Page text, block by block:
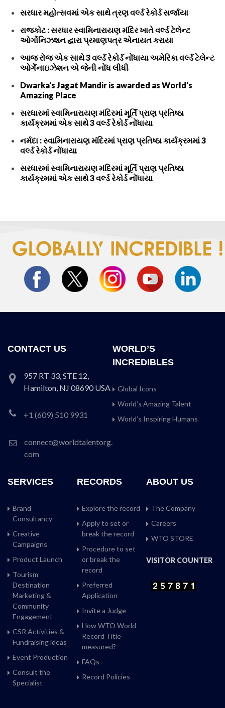
સરધાર મહોત્સવમાં એક સાથે ત્રણ વર્લ્ડ રેકોર્ડ સર્જાયા
રાજકોટ : સરધાર સ્વામિનારાયણ મંદિર ખાતે વર્લ્ડ ટેલેન્ટ
ઓર્ગોનિઝશન દ્વારા પ્રમાણપત્ર એનાયત કરાયા
આજ રોજ એક સાથે 3 વર્લ્ડ રેકોર્ડ નોંધાયા અમેરિકા વર્લ્ડ ટેલેન્ટ
ઓર્ગેનાઇઝેશન એ જેની નોંધ લીધી
Dwarka's Jagat Mandir is awarded as World's
Amazing Place
સરધારમાં સ્વામિનારાયણ મંદિરમાં મૂર્તિ પ્રાણ પ્રતિષ્ઠા
કાર્યક્રમમાં એક સાથે 3 વર્લ્ડ રેકોર્ડ નોંધાયા
નર્મદા : સ્વામિનારાયણ મંદિરમાં પ્રાણ પ્રતિષ્ઠા કાર્યક્રમમાં 3
વર્લ્ડ રેકોર્ડ નોંધાયા
સરધારમાં સ્વામિનારાયણ મંદિરમાં મૂર્તિ પ્રાણ પ્રતિષ્ઠા
કાર્યક્રમમાં એક સાથે 3 વર્લ્ડ રેકોર્ડ નોંધાયા
CONTACT US
957 RT 33, STE 12,
Hamilton, NJ 08690 USA
+1 (609) 510 9931
connect@worldtalentorg.
com
WORLD’S
INCREDIBLES
Global Icons
World’s Amazing Talent
World’s Inspiring Humans
SERVICES
Brand
Consultancy
Creative
Campaigns
Product Launch
Tourism
Destination
Marketing &
Community
Engagement
CSR Activities &
Fundraising ideas
Event Production
Consult the
Specialist
RECORDS
Explore the record
Apply to set or
break the record
Procedure to set
or break the
record
Preferred
Application
Invite a Judge
How WTO World
Record Title
measured?
FAQs
Record Policies
ABOUT US
The Company
Careers
WTO STORE
VISITOR COUNTER